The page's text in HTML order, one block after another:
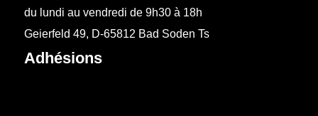
du lundi au vendredi de 9h30 à 18h
Geierfeld 49, D-65812 Bad Soden Ts
Adhésions